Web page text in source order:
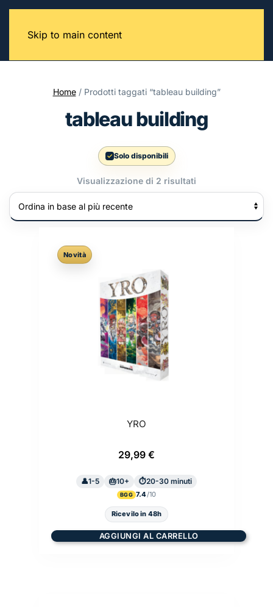
Skip to main content
Home/ Prodotti taggati “tableau building”
tableau building
Solo disponibili
Visualizzazione di 2 risultati
in
più
Novità
YRO
29,99 €
1-5 10+ 20-30 minuti
BGG 7.4
Ricevilo in 48h
AGGIUNGI AL CARRELLO